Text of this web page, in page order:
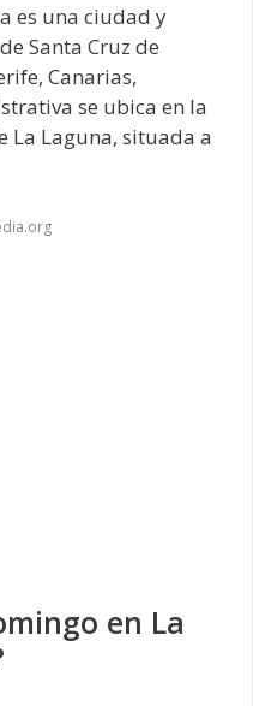
es una ciudad y
Santa Cruz de
Canarias,
se ubica en la
La Laguna, situada a
en La